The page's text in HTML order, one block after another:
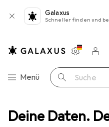
Deine Daten.
Galaxus
Schneller finden und
Navigation nach Kategorien
Menü Suche
Merklisten
Warenkorb
Türbeschlag